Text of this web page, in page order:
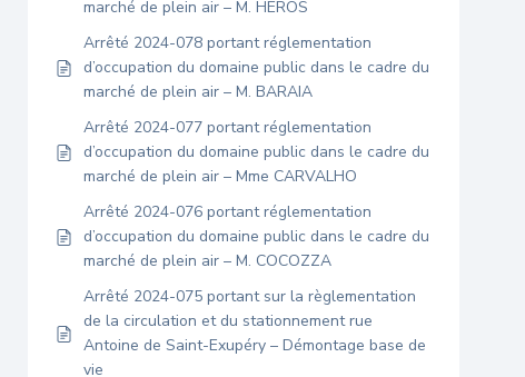
marché de plein air – M. HEROS
Arrêté 2024-078 portant réglementation
d’occupation du domaine public dans le cadre du
marché de plein air – M. BARAIA
Arrêté 2024-077 portant réglementation
d’occupation du domaine public dans le cadre du
marché de plein air – Mme CARVALHO
Arrêté 2024-076 portant réglementation
d’occupation du domaine public dans le cadre du
marché de plein air – M. COCOZZA
Arrêté 2024-075 portant sur la règlementation
de la circulation et du stationnement rue
Antoine de Saint-Exupéry – Démontage base de
vie